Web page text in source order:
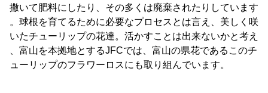
撒いて肥料にしたり、その多くは廃棄されたりしています
。球根を育てるために必要なプロセスとは言え、美しく咲
いたチューリップの花達。活かすことは出来ないかと考え
、富山を本拠地とするJFCでは、富山の県花であるこのチ
ューリップのフラワーロスにも取り組んでいます。